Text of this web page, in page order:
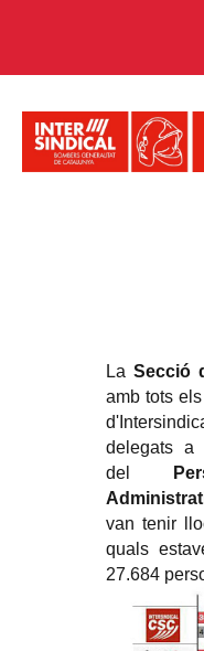
La Secció
amb tots
delegats a
del
van tenir
quals
27.684